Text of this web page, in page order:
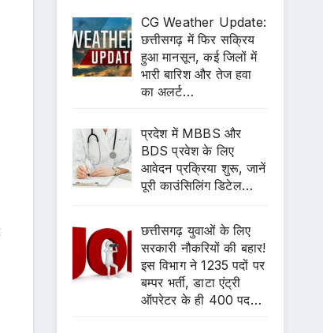
CG Weather Update:
छत्तीसगढ़ में फिर सक्रिय
हुआ मानसून, कई जिलों में
भारी बारिश और तेज हवा
का अलर्ट…
प्रदेश में MBBS और
BDS प्रवेश के लिए
आवेदन प्रक्रिया शुरू, जानें
पूरी काउंसिलिंग डिटेल…
छत्तीसगढ़ युवाओं के लिए
सरकारी नौकरियों की बहार!
इस विभाग ने 1235 पदों पर
बम्पर भर्ती, डाटा एंट्री
ऑपरेटर के ही 400 पद…